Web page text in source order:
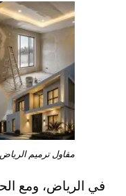
مقاول ترميم
في الرياض، ومع